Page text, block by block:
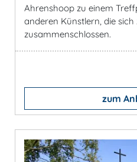
Ahrenshoop zu einem
anderen Künstlern, die
zusammenschlossen.
zum